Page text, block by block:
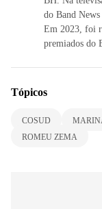
do Band
Em 2023, foi
premiados do
Tópicos
COSUD
ROMEU ZEMA